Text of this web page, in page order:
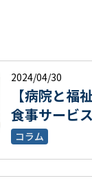
2024/04/30
【病院と福
食事サービ
コラム